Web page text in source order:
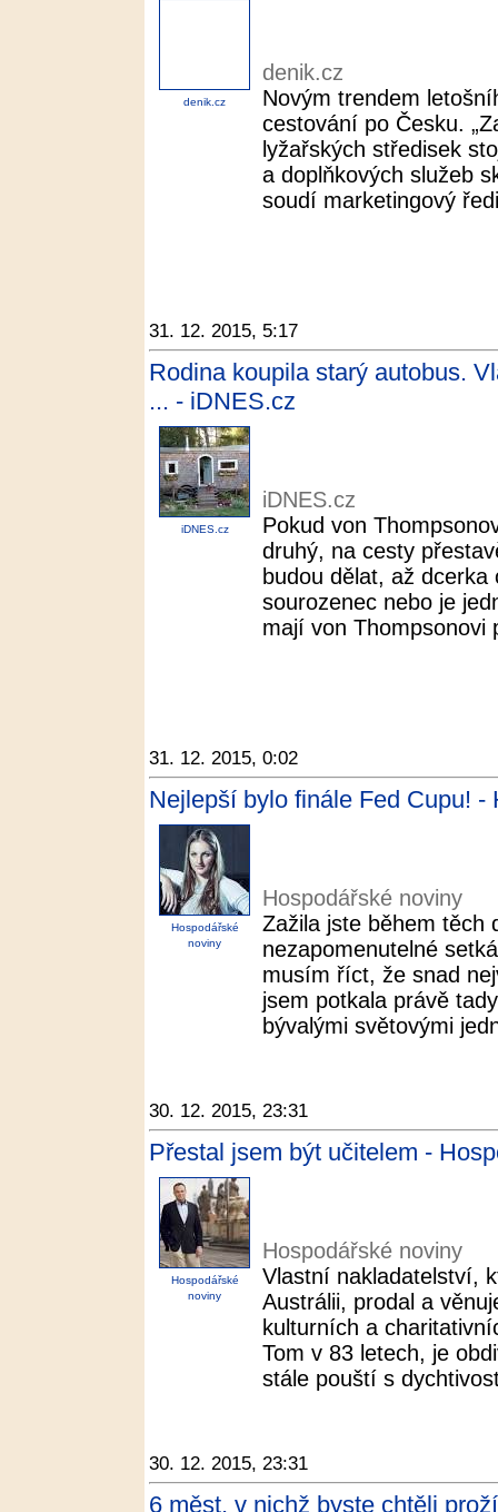
denik.cz
denik.cz
Novým trendem
cestování po Česku.
lyžařských středisek
a doplňkových služeb
soudí marketingový
31. 12. 2015, 5:17
Rodina koupila starý autobus.
... - iDNES.cz
iDNES.cz
iDNES.cz
Pokud von
druhý, na cesty
budou dělat, až
sourozenec nebo je
mají von Thompsonovi
31. 12. 2015, 0:02
Nejlepší bylo finále Fed Cupu! -
Hospodářské
noviny
Hospodářské noviny
Zažila jste během těch
nezapomenutelné
musím říct, že snad
jsem potkala právě
bývalými světovými
30. 12. 2015, 23:31
Přestal jsem být učitelem -
Hospodářské
noviny
Hospodářské noviny
Vlastní nakladatelství,
Austrálii, prodal a
kulturních a
Tom v 83 letech, je
stále pouští s
30. 12. 2015, 23:31
6 měst, v nichž byste chtěli